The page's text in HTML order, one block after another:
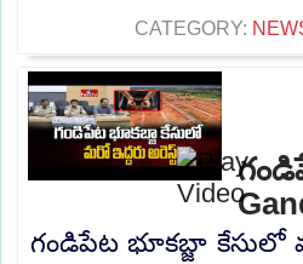
CATEGORY:
గండిపేట భూకబ్జా కేసులో